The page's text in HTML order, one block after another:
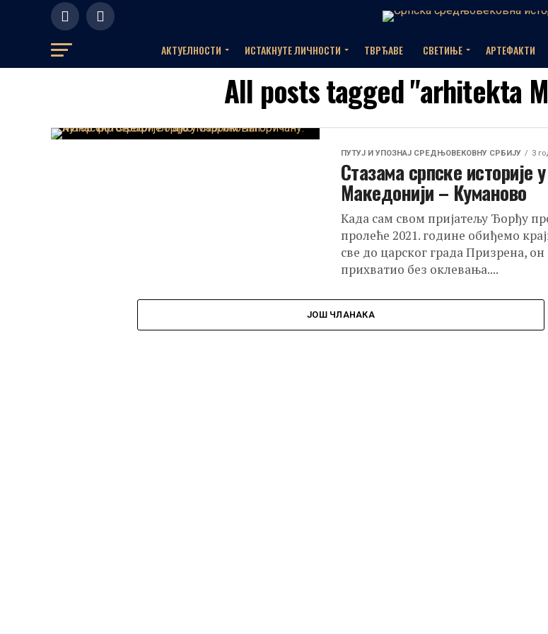
АКТУЕЛНOСТИ ИСТАКНУТЕ ЛИЧНОСТИ ТВРЂАВЕ СВЕТИЊЕ АРТЕФАКТИ
All posts tagged "arhitekta
ПУТУЈ И УПОЗНАЈ СРЕДЊОВЕКОВНУ СРБИЈУ 3
Стазама српске историје у
Македонији – Куманово
Када сам свом пријатељу Ђорђу
пролеће 2021. године обиђемо
све до царског града Призрена, он
прихватио без оклевања....
ЈОШ ЧЛАНАКА